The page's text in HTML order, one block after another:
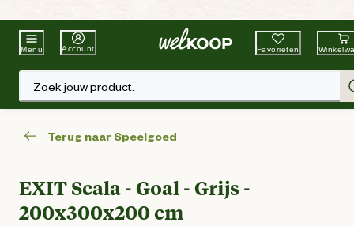
Beste WinkelketenTuin & Dier
Menu Account Favorieten
Zoek jouw product.
Terug naar Speelgoed
EXIT Scala - Goal - Grijs -
200x300x200 cm